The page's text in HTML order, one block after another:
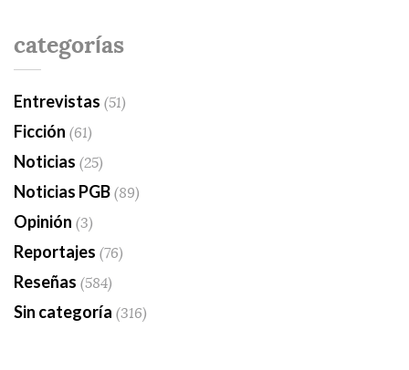
categorías
Entrevistas (51)
Ficción (61)
Noticias (25)
Noticias PGB(89)
Opinión (3)
Reportajes (76)
Reseñas (584)
Sin categoría (316)